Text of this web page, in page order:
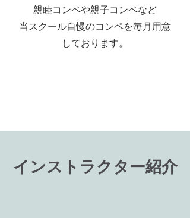
​親睦コンペや親子コンペなど
当スクール自慢のコンペを毎月用意
しております。
​インストラクター紹介